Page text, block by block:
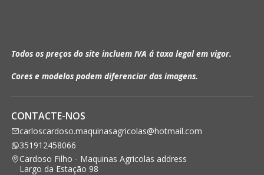
Todos os preços do site incluem IVA á taxa legal em vigor.
Cores e modelos podem diferenciar das imagens.
CONTACTE-NOS
carloscardoso.maquinasagricolas@hotmail.com
351912458066
Cardoso Filho - Maquinas Agricolas address
Largo da Estação 98